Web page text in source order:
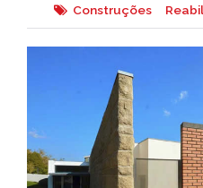
Construções